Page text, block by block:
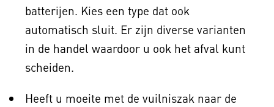
batterijen. Kies een type dat ook
automatisch sluit. Er zijn diverse varianten
in de handel waardoor u ook het afval kunt
scheiden.
Heeft u moeite met de vuilniszak naar de